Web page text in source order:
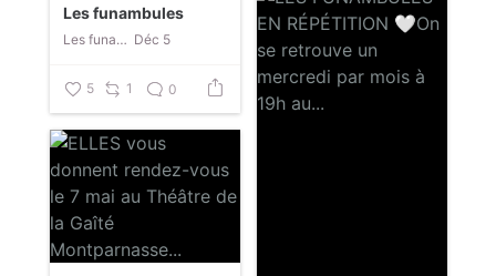
Les funambules
Les funambules Déc 5
5 1 0